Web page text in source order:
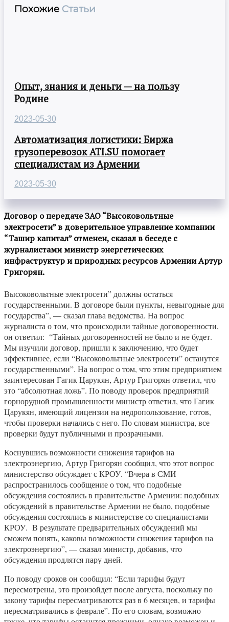
Похожие Статьи
Опыт, знания и деньги — на пользу
Родине
2023-05-30
Автоматизация логистики: Биржа
грузоперевозок ATI.SU помогает
специалистам из Армении
2023-05-30
Договор о передаче ЗАО “Высоковольтные
электросети” в доверительное управление компании
“Ташир капитал” отменен, сказал в беседе с
журналистами министр энергетических
инфраструктур и природных ресурсов Армении Артур
Григорян.
Высоковольтные электросети” должны остаться
государственными. В договоре были пункты, невыгодные для
государства”, — сказал глава ведомства. На вопрос
журналиста о том, что происходили тайные договоренности,
он ответил: “Тайных договоренностей не было и не будет.
Мы изучили договор, пришли к заключению, что будет
эффективнее, если “Высоковольтные электросети” останутся
государственными”. На вопрос о том, что этим предприятием
заинтересован Гагик Царукян, Артур Григорян ответил, что
это “абсолютная ложь”. По поводу проверок предприятий
горнорудной промышленности министр ответил, что Гагик
Царукян, имеющий лицензии на недропользование, готов,
чтобы проверки начались с него. По словам министра, все
проверки будут публичными и прозрачными.
Коснувшись возможности снижения тарифов на
электроэнергию, Артур Григорян сообщил, что этот вопрос
министерство обсуждает с КРОУ. “Вчера в СМИ
распространилось сообщение о том, что подобные
обсуждения состоялись в правительстве Армении: подобных
обсуждений в правительстве Армении не было, подобные
обсуждения состоялись в министерстве со специалистами
КРОУ. В результате предварительных обсуждений мы
сможем понять, каковы возможности снижения тарифов на
электроэнергию”, — сказал министр, добавив, что
обсуждения продлятся пару дней.
По поводу сроков он сообщил: “Если тарифы будут
пересмотрены, это произойдет после августа, поскольку по
закону тарифы пересматриваются раз в 6 месяцев, и тарифы
пересматривались в феврале”. По его словам, возможно